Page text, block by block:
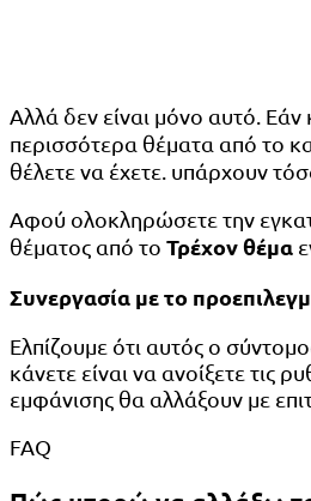
Αλλά δεν είναι μόνο αυτό.
περισσότερα θέματα από το
θέλετε να έχετε. υπάρχουν
Αφού ολοκληρώσετε την
θέματος από το Τρέχον θέμα
Συνεργασία με το
Ελπίζουμε ότι αυτός ο
κάνετε είναι να ανοίξετε τις
εμφάνισης θα αλλάξουν με
FAQ